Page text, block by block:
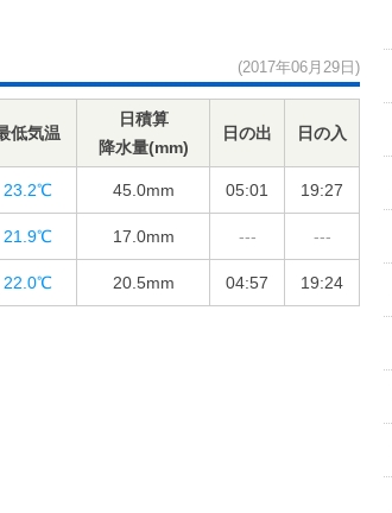
(2017年06月29日)
低気温
日積算
降水量(mm)
日の出 日の入
23.2℃ 45.0mm 05:01 19:27
21.9℃ 17.0mm --- ---
22.0℃ 20.5mm 04:57 19:24